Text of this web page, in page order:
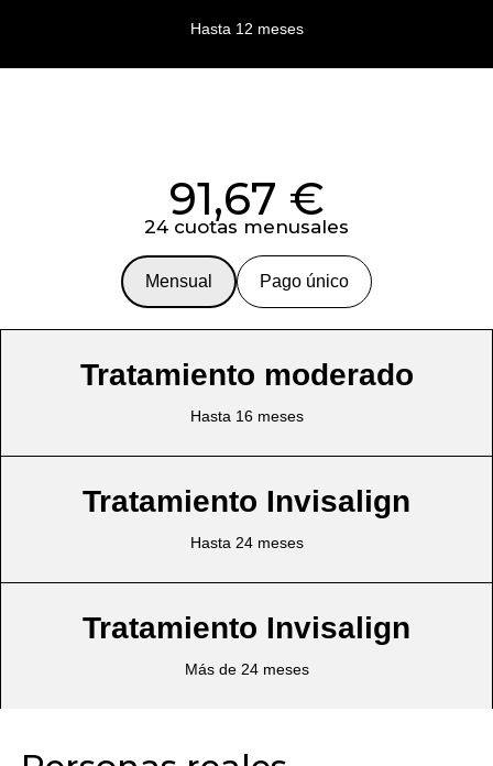
Hasta 12 meses​
Tratamiento moderado
Hasta 16 meses​
Tratamiento Invisalign
Hasta 24 meses​
Tratamiento Invisalign
Más de 24 meses​
Mensual Pago único
91,67 €
24 cuotas menusales